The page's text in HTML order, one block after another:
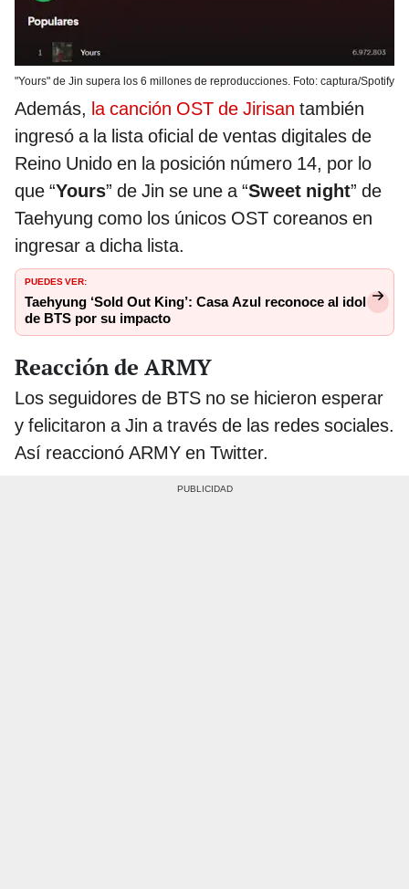
"Yours" de Jin supera los 6 millones de reproducciones. Foto: captura/Spotify
Además, la canción OST de Jirisan también
ingresó a la lista oficial de ventas digitales de
Reino Unido en la posición número 14, por lo
que “Yours” de Jin se une a “Sweet night” de
Taehyung como los únicos OST coreanos en
ingresar a dicha lista.
PUEDES VER:
Taehyung ‘Sold Out King’: Casa Azul reconoce al idol
de BTS por su impacto
Reacción de ARMY
Los seguidores de BTS no se hicieron esperar
y felicitaron a Jin a través de las redes sociales.
Así reaccionó ARMY en Twitter.